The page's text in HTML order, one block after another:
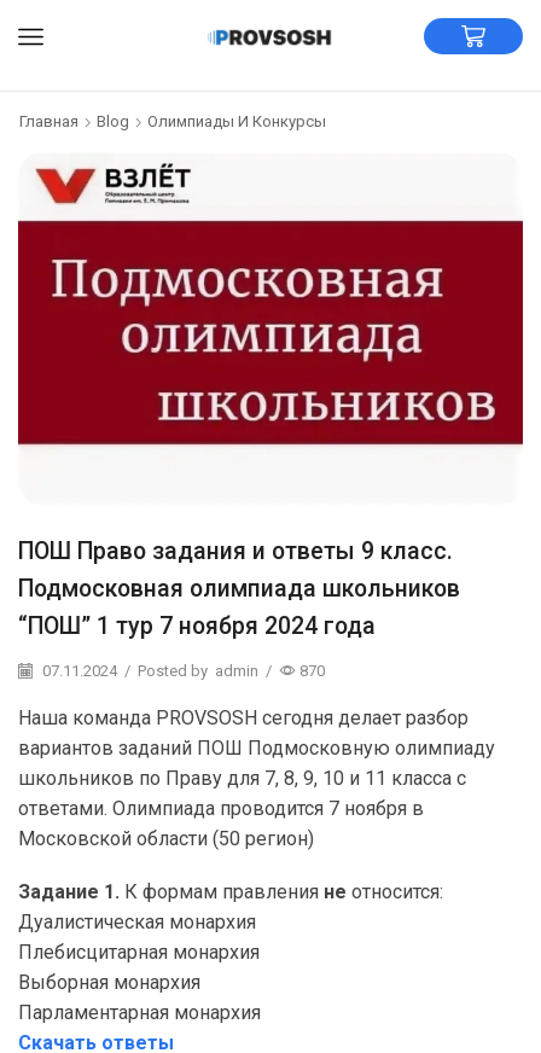
Главная Blog Олимпиады И Конкурсы
ПОШ Право задания и ответы 9 класс.
Подмосковная олимпиада школьников
“ПОШ” 1 тур 7 ноября 2024 года
07.11.2024 / Posted by admin / 870
Наша команда PROVSOSH сегодня делает разбор
вариантов заданий ПОШ Подмосковную олимпиаду
школьников по Праву для 7, 8, 9, 10 и 11 класса с
ответами. Олимпиада проводится 7 ноября в
Московской области (50 регион)
Задание 1. К формам правления не относится:
Дуалистическая монархия
Плебисцитарная монархия
Выборная монархия
Парламентарная монархия
Скачать ответы